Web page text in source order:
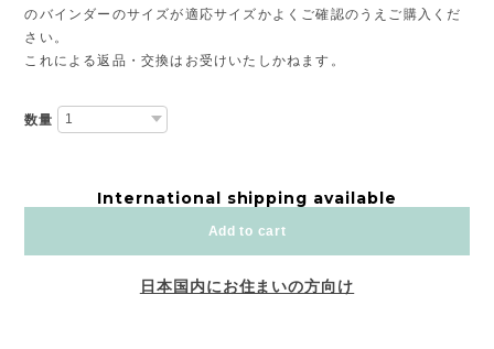
のバインダーのサイズが適応サイズかよくご確認のうえご購入くだ
さい。
これによる返品・交換はお受けいたしかねます。
数量
International shipping available
Add to cart
日本国内にお住まいの方向け